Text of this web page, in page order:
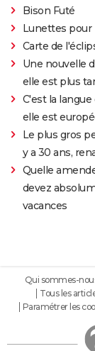
Bison Futé
Lunettes pour
Carte de
Une nouvelle
elle est plus
C'est la
elle est
Le plus gros
y a 30 ans,
Quelle
devez
vacances
Qui sommes-
Tous les
Paramétrer les